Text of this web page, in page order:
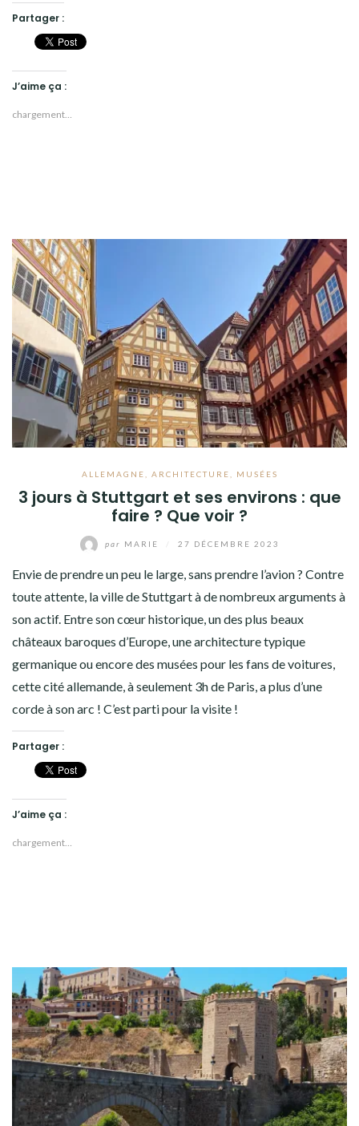
Partager :
J’aime ça :
chargement…
ALLEMAGNE ARCHITECTURE MUSÉES
3 jours à Stuttgart et ses environs : que
faire ? Que voir ?
par MARIE 27 DÉCEMBRE 2023
Envie de prendre un peu le large, sans prendre l’avion ? Contre
toute attente, la ville de Stuttgart à de nombreux arguments à
son actif. Entre son cœur historique, un des plus beaux
châteaux baroques d’Europe, une architecture typique
germanique ou encore des musées pour les fans de voitures,
cette cité allemande, à seulement 3h de Paris, a plus d’une
corde à son arc ! C’est parti pour la visite !
Partager :
J’aime ça :
chargement…